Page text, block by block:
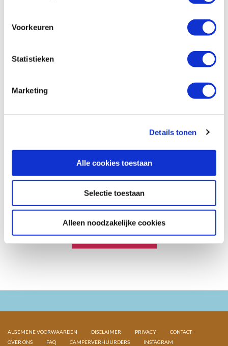
Voorkeuren
Statistieken
Marketing
Details tonen
Alle cookies toestaan
Selectie toestaan
Alleen noodzakelijke cookies
Op zoek naar leuke reistips
en aanbiedingen? Meld je
aan voor onze nieuwsbrief.
ALGEMENE VOORWAARDEN DISCLAIMER PRIVACY
CONTACT
OVER ONS
FAQ CAMPERVERHUURDERS INSTAGRAM